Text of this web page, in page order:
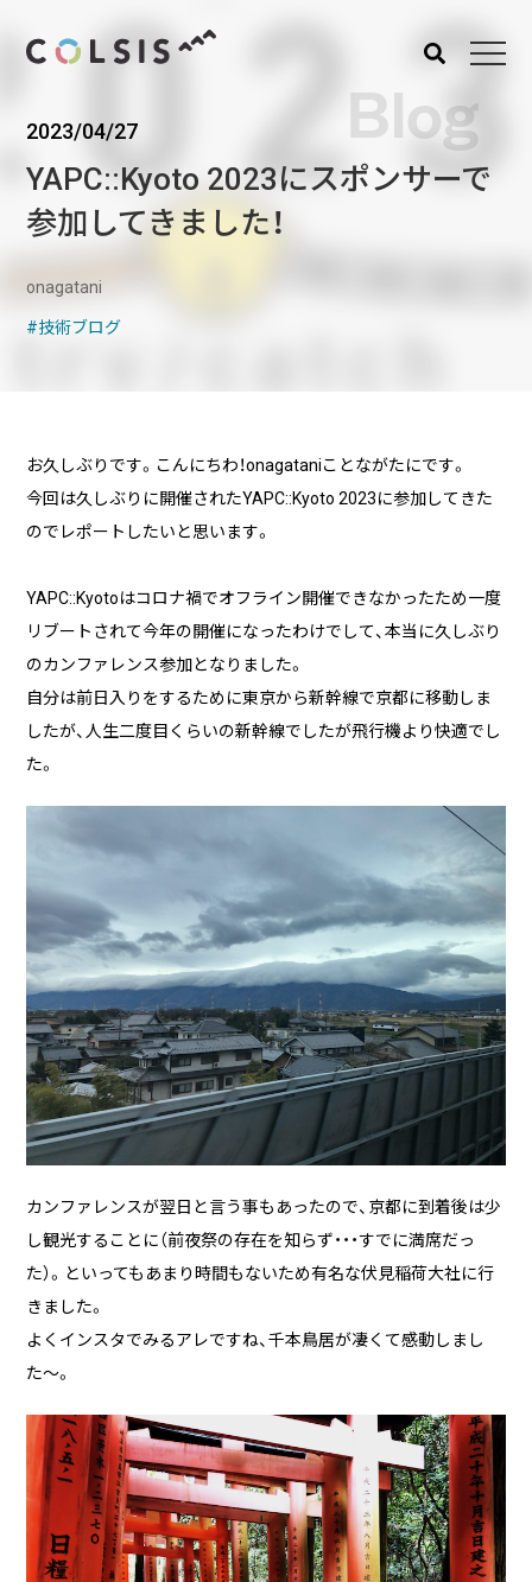
About us
コルシスについて
Service
サービス
Works
実績・事例
お客様インタビュー
Blog
Recruit
採用情報
News
お知らせ
Contact
企業様に合わせたCMS Platformを提供することでビジネスを加
速させます。
BLOG
2026/07/29 技術ブログ
承認ボタンを押しただけ！ Cursor がやっ
てくれた1時間の業務記録
2026/07/27 技術ブログ
Movable Type と WordPress の DB 接続
Blog
2023/04/27
YAPC::Kyoto 2023にスポンサーで
参加してきました！
onagatani
技術ブログ
お久しぶりです。こんにちわ！onagataniことながたにです。
今回は久しぶりに開催されたYAPC::Kyoto 2023に参加してきた
のでレポートしたいと思います。
YAPC::Kyotoはコロナ禍でオフライン開催できなかったため一度
リブートされて今年の開催になったわけでして、本当に久しぶり
のカンファレンス参加となりました。
自分は前日入りをするために東京から新幹線で京都に移動しま
したが、人生二度目くらいの新幹線でしたが飛行機より快適でし
た。
カンファレンスが翌日と言う事もあったので、京都に到着後は少
し観光することに（前夜祭の存在を知らず・・・すでに満席だっ
た）。といってもあまり時間もないため有名な伏見稲荷大社に行
きました。
よくインスタでみるアレですね、千本鳥居が凄くて感動しまし
た〜。